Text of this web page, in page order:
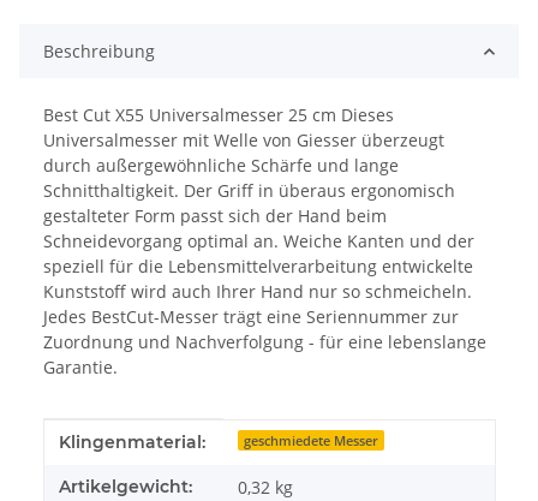
Beschreibung
Best Cut X55 Universalmesser 25 cm Dieses
Universalmesser mit Welle von Giesser überzeugt
durch außergewöhnliche Schärfe und lange
Schnitthaltigkeit. Der Griff in überaus ergonomisch
gestalteter Form passt sich der Hand beim
Schneidevorgang optimal an. Weiche Kanten und der
speziell für die Lebensmittelverarbeitung entwickelte
Kunststoff wird auch Ihrer Hand nur so schmeicheln.
Jedes BestCut-Messer trägt eine Seriennummer zur
Zuordnung und Nachverfolgung - für eine lebenslange
Garantie.
Produkteigenschaft
Wert
Klingenmaterial: geschmiedete Messer
Artikelgewicht: 0,32 kg